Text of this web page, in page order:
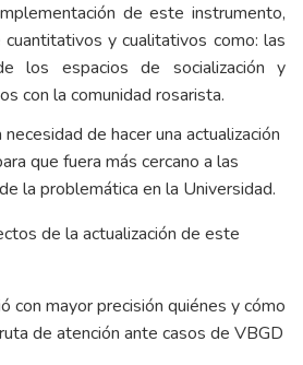
de este instrumento,
y cualitativos como: las
los espacios de socialización y
con la comunidad rosarista.
de hacer una actualización
que fuera más cercano a las
la problemática en la Universidad.
de la actualización de este
con mayor precisión quiénes y cómo
de atención ante casos de VBGD